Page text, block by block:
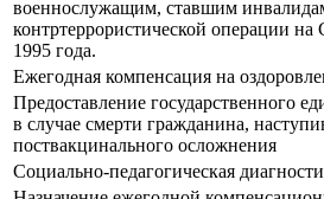
военнослужащим, ставшим
контртеррористической операции на
1995 года.
Ежегодная компенсация на
Предоставление государственного
в случае смерти гражданина,
поствакцинального осложнения
Социально-педагогическая